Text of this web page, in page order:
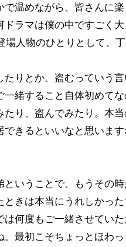
温めながら、皆さんに
ラマは僕の中ですごく
人物のひとりとして、
りとか、盗むっていう
緒すること自体初めて
り、盗んでみたり。本
きるといいなと思います
いうことで、もうその
きは本当にうれしかっ
何度もご一緒させてい
最初こそちょっとほわ